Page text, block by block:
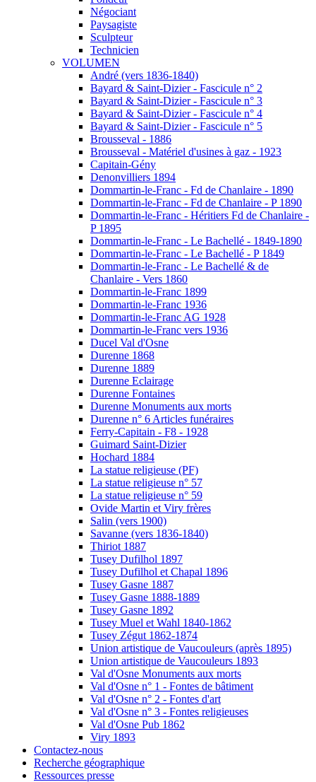
Négociant
Paysagiste
Sculpteur
Technicien
VOLUMEN
André (vers 1836-1840)
Bayard & Saint-Dizier - Fascicule n° 2
Bayard & Saint-Dizier - Fascicule n° 3
Bayard & Saint-Dizier - Fascicule n° 4
Bayard & Saint-Dizier - Fascicule n° 5
Brousseval - 1886
Brousseval - Matériel d'usines à gaz - 1923
Capitain-Gény
Denonvilliers 1894
Dommartin-le-Franc - Fd de Chanlaire - 1890
Dommartin-le-Franc - Fd de Chanlaire - P 1890
Dommartin-le-Franc - Héritiers Fd de Chanlaire -
P 1895
Dommartin-le-Franc - Le Bachellé - 1849-1890
Dommartin-le-Franc - Le Bachellé - P 1849
Dommartin-le-Franc - Le Bachellé & de
Chanlaire - Vers 1860
Dommartin-le-Franc 1899
Dommartin-le-Franc 1936
Dommartin-le-Franc AG 1928
Dommartin-le-Franc vers 1936
Ducel Val d'Osne
Durenne 1868
Durenne 1889
Durenne Eclairage
Durenne Fontaines
Durenne Monuments aux morts
Durenne n° 6 Articles funéraires
Ferry-Capitain - F8 - 1928
Guimard Saint-Dizier
Hochard 1884
La statue religieuse (PF)
La statue religieuse n° 57
La statue religieuse n° 59
Ovide Martin et Viry frères
Salin (vers 1900)
Savanne (vers 1836-1840)
Thiriot 1887
Tusey Dufilhol 1897
Tusey Dufilhol et Chapal 1896
Tusey Gasne 1887
Tusey Gasne 1888-1889
Tusey Gasne 1892
Tusey Muel et Wahl 1840-1862
Tusey Zégut 1862-1874
Union artistique de Vaucouleurs (après 1895)
Union artistique de Vaucouleurs 1893
Val d'Osne Monuments aux morts
Val d'Osne n° 1 - Fontes de bâtiment
Val d'Osne n° 2 - Fontes d'art
Val d'Osne n° 3 - Fontes religieuses
Val d'Osne Pub 1862
Viry 1893
Contactez-nous
Recherche géographique
Ressources presse